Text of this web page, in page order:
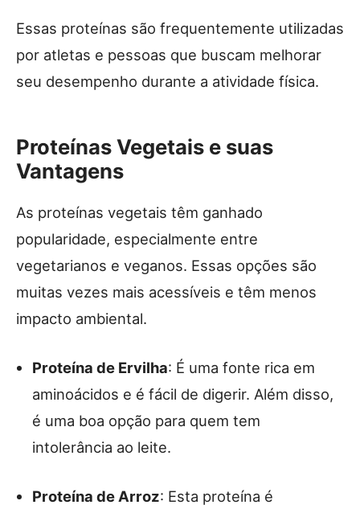
Essas proteínas são frequentemente utilizadas
por atletas e pessoas que buscam melhorar
seu desempenho durante a atividade física.
Proteínas Vegetais e suas
Vantagens
As proteínas vegetais têm ganhado
popularidade, especialmente entre
vegetarianos e veganos. Essas opções são
muitas vezes mais acessíveis e têm menos
impacto ambiental.
Proteína de Ervilha: É uma fonte rica em
aminoácidos e é fácil de digerir. Além disso,
é uma boa opção para quem tem
intolerância ao leite.
Proteína de Arroz: Esta proteína é